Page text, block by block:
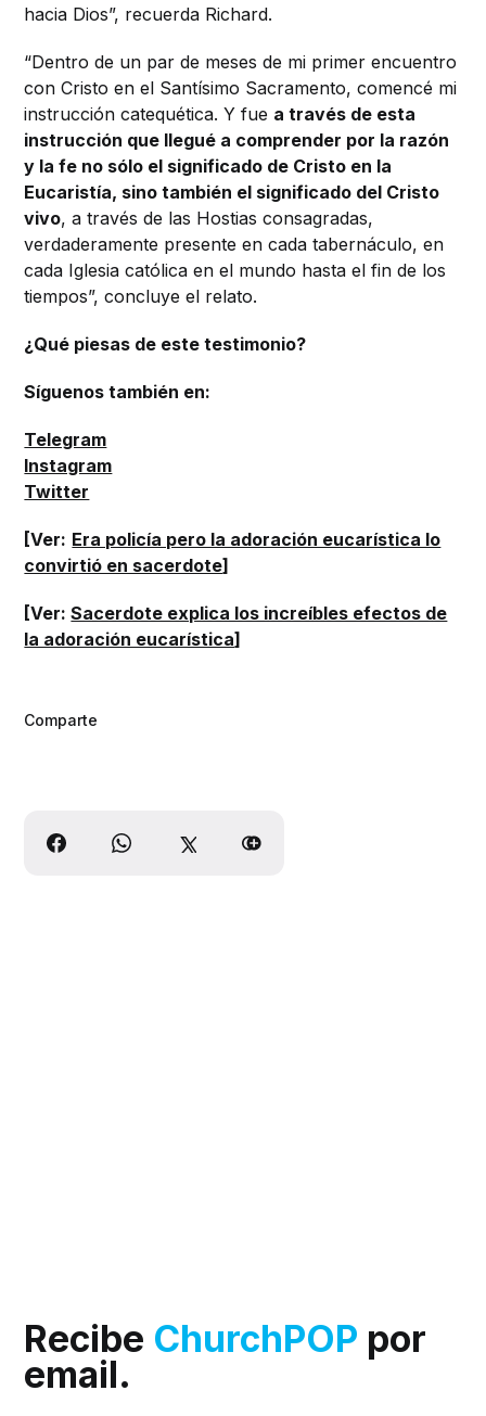
hacia Dios”, recuerda Richard.
“Dentro de un par de meses de mi primer encuentro
con Cristo en el Santísimo Sacramento, comencé mi
instrucción catequética.Y fue a través de esta
instrucción que llegué a comprender por la razón
y la fe no sólo el significado de Cristo en la
Eucaristía, sino también el significado del Cristo
vivo, a través de las Hostias consagradas,
verdaderamente presente en cada tabernáculo, en
cada Iglesia católica en el mundo hasta el fin de los
tiempos”, concluye el relato.
¿Qué piesas de este testimonio?
Síguenos también en:
Telegram
Instagram
Twitter
[Ver: Era policía pero la adoración eucarística lo
convirtió en sacerdote]
[Ver:Sacerdote explica los increíbles efectos de
la adoración eucarística]
Comparte
Recibe ChurchPOP por
email.